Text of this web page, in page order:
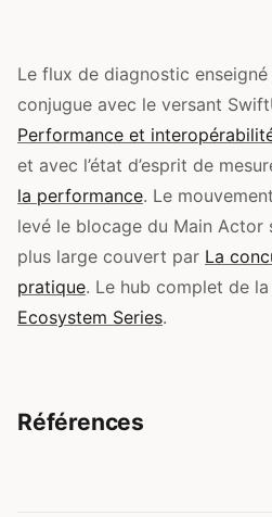
Le flux de diagnostic
conjugue avec le versant
Performance et
et avec l’état d’esprit de
la performance. Le
levé le blocage du Main Actor
plus large couvert par La
pratique. Le hub complet de
Ecosystem Series.
Références